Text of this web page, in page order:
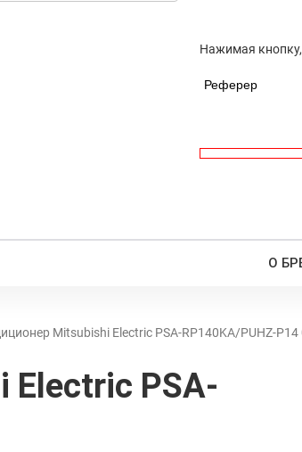
Нажимая
Реферер
О
Mitsubishi Electric PSA-RP140KA/PUHZ-P14
Electric PSA-